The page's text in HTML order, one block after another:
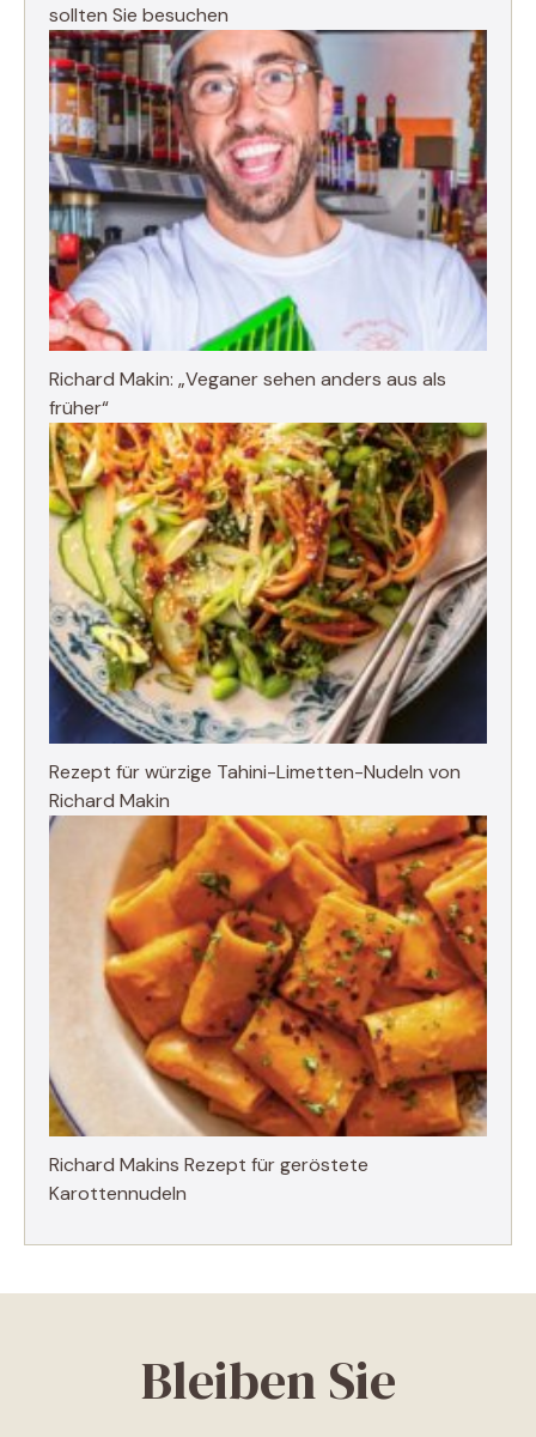
sollten Sie besuchen
Richard Makin: „Veganer sehen anders aus als
früher“
Rezept für würzige Tahini-Limetten-Nudeln von
Richard Makin
Richard Makins Rezept für geröstete
Karottennudeln
Bleiben Sie